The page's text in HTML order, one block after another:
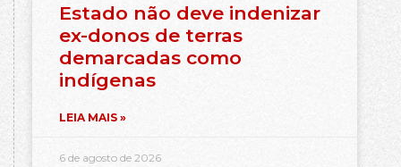
Estado não deve indenizar
ex-donos de terras
demarcadas como
indígenas
LEIA MAIS »
6 de agosto de 2026